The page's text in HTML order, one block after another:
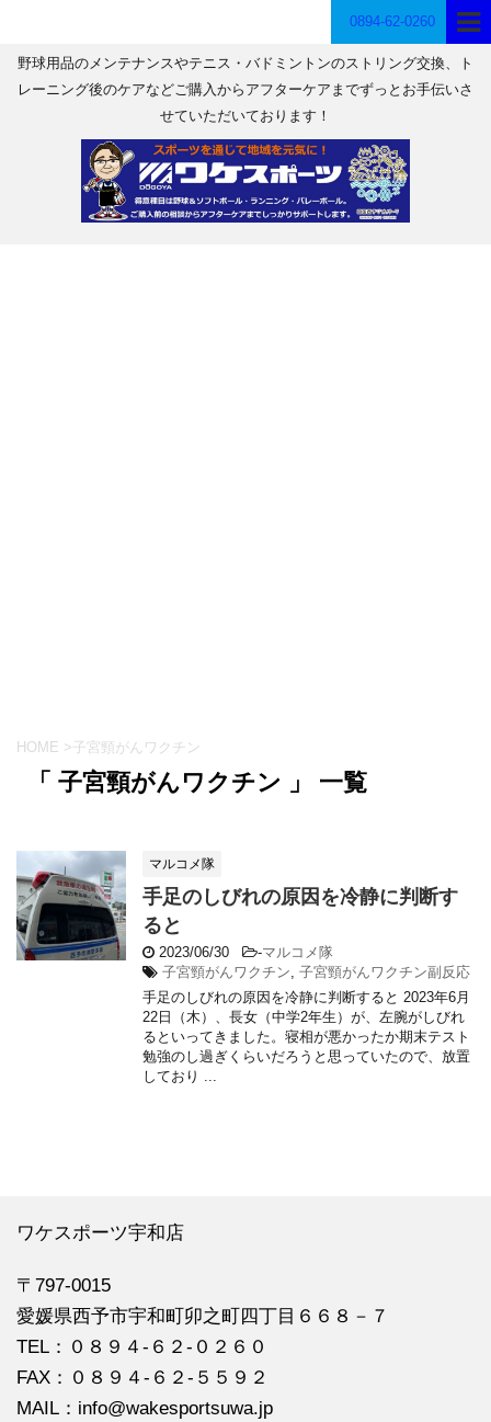
0894-62-0260
野球用品のメンテナンスやテニス・バドミントンのストリング交換、ト
レーニング後のケアなどご購入からアフターケアまでずっとお手伝いさ
せていただいております！
HOME > 子宮頸がんワクチン
「 子宮頸がんワクチン 」 一覧
マルコメ隊
手足のしびれの原因を冷静に判断す
ると
2023/06/30 -マルコメ隊
子宮頸がんワクチン, 子宮頸がんワクチン副反応
手足のしびれの原因を冷静に判断すると 2023年6月
22日（木）、長女（中学2年生）が、左腕がしびれ
るといってきました。寝相が悪かったか期末テスト
勉強のし過ぎくらいだろうと思っていたので、放置
しており ...
ワケスポーツ宇和店
〒797-0015
愛媛県西予市宇和町卯之町四丁目６６８－７
TEL：０８９４‐６２‐０２６０
FAX：０８９４‐６２‐５５９２
MAIL：info@wakesportsuwa.jp